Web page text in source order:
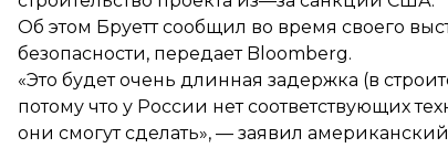
Об этом Бруеттсообщил во время своего
безопасности, передает Bloomberg.
«Это будет очень длинная задержка (в
потому что у России нет соответствующих
они смогут сделать», — заявил